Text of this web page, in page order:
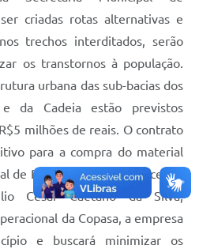
criadas rotas alternativas e
trechos interditados, serão
os transtornos à população.
urbana das sub-bacias dos
da Cadeia estão previstos
milhões de reais. O contrato
para a compra do material
de Patos de Minas fornecerá à
César Caetano da Silva,
da Copasa, a empresa
e buscará minimizar os